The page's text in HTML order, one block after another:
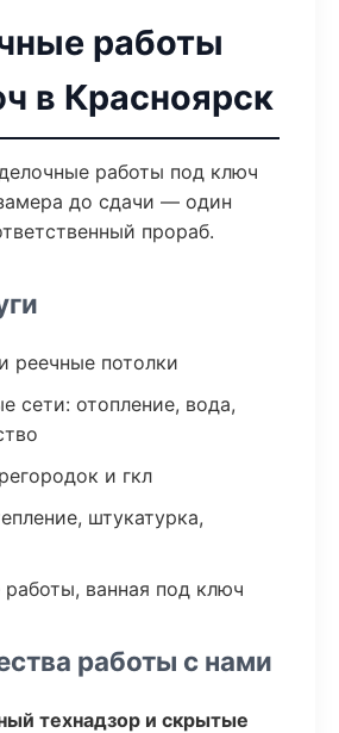
работы
в Красноярск
работы под ключ
до сдачи — один
прораб.
реечные потолки
сети: отопление, вода,
и гкл
штукатурка,
ванная под ключ
работы с нами
технадзор и скрытые